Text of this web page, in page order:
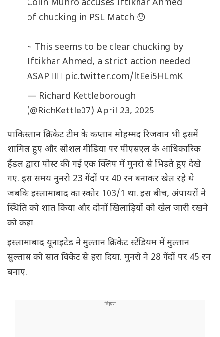
Colin Munro accuses Iftikhar Ahmed
of chucking in PSL Match 😯
~ This seems to be clear chucking by
Iftikhar Ahmed, a strict action needed
ASAP 😶‍🌫️ pic.twitter.com/ltEei5HLmK
— Richard Kettleborough
(@RichKettle07) April 23, 2025
पाकिस्तान क्रिकेट टीम के कप्तान मोहम्मद रिजवान भी इसमें
शामिल हुए और सोशल मीडिया पर पीएसएल के आधिकारिक
हैंडल द्वारा पोस्ट की गई एक क्लिप में मुनरो से भिड़ते हुए देखे
गए. इस समय मुनरो 23 गेंदों पर 40 रन बनाकर खेल रहे थे
जबकि इस्लामाबाद का स्कोर 103/1 था. इस बीच, अंपायरों ने
स्थिति को शांत किया और दोनों खिलाड़ियों को खेल जारी रखने
को कहा.
इस्लामाबाद यूनाइटेड ने मुल्तान क्रिकेट स्टेडियम में मुल्तान
सुल्तांस को सात विकेट से हरा दिया. मुनरो ने 28 गेंदों पर 45 रन
बनाए.